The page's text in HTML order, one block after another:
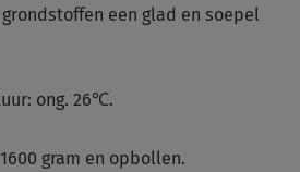
een glad en soepel
ong. 26℃.
gram en opbollen.